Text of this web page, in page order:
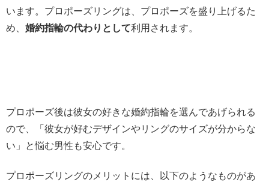
います。プロポーズリングは、プロポーズを盛り上げるた
め、 婚約指輪の代わりとして利用されます。
プロポーズ後は彼女の好きな婚約指輪を選んであげられる
ので、「彼女が好むデザインやリングのサイズが分からな
い」と悩む男性も安心です。
プロポーズリングのメリットには、以下のようなものがあ